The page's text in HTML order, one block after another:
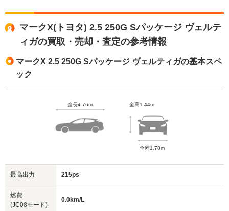
マークX(トヨタ) 2.5 250G Sパッケージ ヴェルテ
ィガの買取・売却・査定の参考情報
マークX 2.5 250G Sパッケージ ヴェルティガの基本スペ
ック
全長4.76m 全高1.44m
全幅1.78m
最高出力 215ps
燃費
(JC08モード)
0.0km/L